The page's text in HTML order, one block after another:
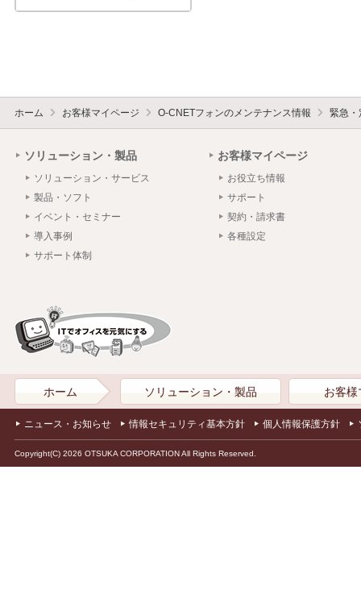
ホーム お客様マイページ O-CNETフォンのメンテナンス情報 緊急・
ソリューション・製品
ソリューション・サービス
製品・ソフト
イベント・セミナー
導入事例
サポート体制
お客様マイページ
お役立ち情報
サポート
契約・請求書
各種設定
ホーム ソリューション・製品 お客様
ニュース・お知らせ 情報セキュリティ基本方針 個人情報保護方針
Copyright(C) 2026 OTSUKA CORPORATION All Rights Reserved.